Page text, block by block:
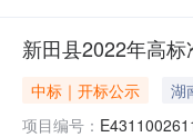
新田县2022年高
中标｜开标公示
湖
项目编号：